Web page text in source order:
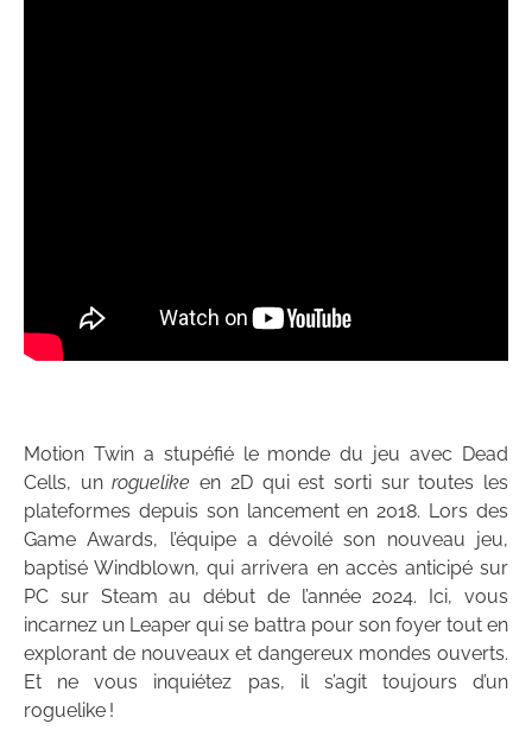
Motion Twin a stupéfié le monde du jeu avec Dead
Cells, unroguelike en 2D qui est sorti sur toutes les
plateformes depuis son lancement en 2018. Lors des
Game Awards, l’équipe a dévoilé son nouveau jeu,
baptisé Windblown, qui arrivera en accès anticipé sur
PC sur Steam au début de l’année 2024. Ici, vous
incarnez un Leaper qui se battra pour son foyer tout en
explorant de nouveaux et dangereux mondes ouverts.
Et ne vous inquiétez pas, il s’agit toujours d’un
roguelike !